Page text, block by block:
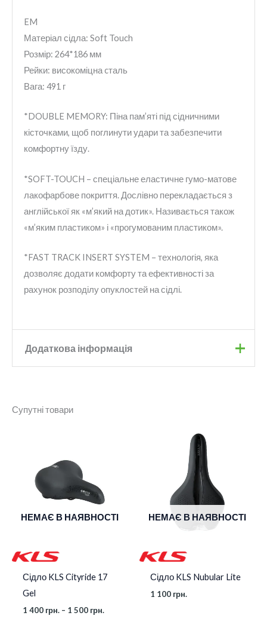
EM
Матеріал сідла: Soft Touch
Розмір: 264*186 мм
Рейки: високоміцна cталь
Вага: 491 г
*DOUBLE MEMORY: Піна пам’яті під сідничними
кісточками, щоб поглинути удари та забезпечити
комфортну їзду.
*SOFT-TOUCH – спеціальне еластичне гумо-матове
лакофарбове покриття. Дослівно перекладається з
англійської як «м’який на дотик». Називається також
«м’яким пластиком» і «прогумованим пластиком».
*FAST TRACK INSERT SYSTEM – технологія, яка
дозволяє додати комфорту та ефективності за
рахунок розподілу опуклостей на сідлі.
Додаткова інформація
Колір
Супутні товари
НЕМАЄ В НАЯВНОСТІ
Сідло KLS Cityride 17
Gel
1 400 грн. – 1 500 грн.
500 грн.
НЕМАЄ В НАЯВНОСТІ
Сідло KLS Nubular Lite
1 100 грн.